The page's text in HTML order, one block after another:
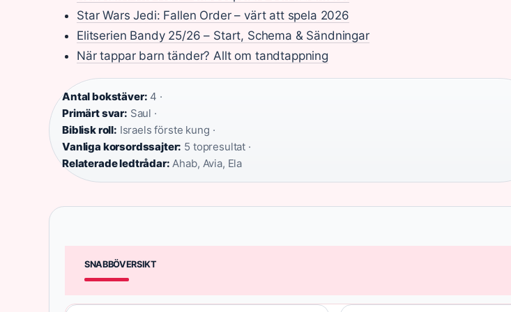
Star Wars Jedi: Fallen Order – värt att spela 2026
Elitserien Bandy 25/26 – Start, Schema & Sändningar
När tappar barn tänder? Allt om tandtappning
Antal bokstäver: 4 ·
Primärt svar: Saul ·
Biblisk roll: Israels förste kung ·
Vanliga korsordssajter: 5 topresultat ·
Relaterade ledtrådar: Ahab, Avia, Ela
SNABBÖVERSIKT